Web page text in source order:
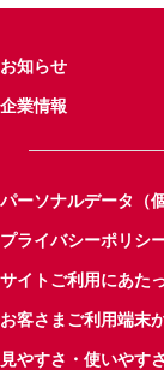
お知らせ
企業情報
パーソナルデータ（
プライバシーポリシ
サイトご利用にあた
お客さまご利用端末
見やすさ・使いやす